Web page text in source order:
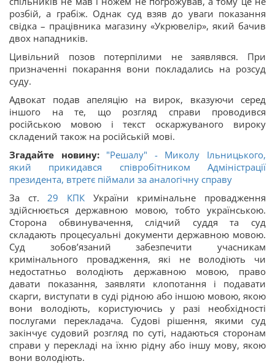
розбій, а грабіж. Однак суд взяв до уваги показання
свідка – працівника магазину «Укрювелір», який бачив
двох нападників.
Цивільний позов потерпілими не заявлявся. При
призначенні покарання вони покладались на розсуд
суду.
Адвокат подав апеляцію на вирок, вказуючи серед
іншого на те, що розгляд справи проводився
російською мовою і текст оскаржуваного вироку
складений також на російській мові.
Згадайте новину:
"Решалу" - Миколу Ільницького,
який прикидався співробітником Адміністрації
президента, втретє піймали за аналогічну справу
За ст. 29 КПК України кримінальне провадження
здійснюється державною мовою, тобто українською.
Сторона обвинувачення, слідчий суддя та суд
складають процесуальні документи державною мовою.
Суд зобов’язаний забезпечити учасникам
кримінального провадження, які не володіють чи
недостатньо володіють державною мовою, право
давати показання, заявляти клопотання і подавати
скарги, виступати в суді рідною або іншою мовою, якою
вони володіють, користуючись у разі необхідності
послугами перекладача. Судові рішення, якими суд
закінчує судовий розгляд по суті, надаються сторонам
справи у перекладі на їхню рідну або іншу мову, якою
вони володіють.